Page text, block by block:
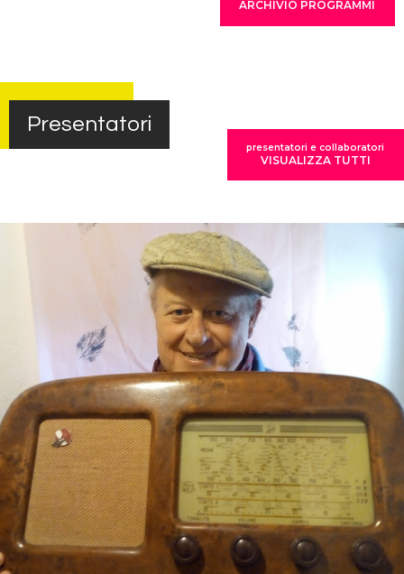
ARCHIVIO PROGRAMMI
Presentatori
presentatori e collaboratori
VISUALIZZA TUTTI